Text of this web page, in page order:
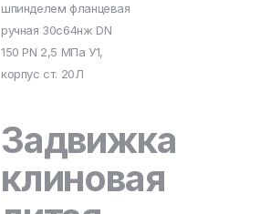
шпинделем фланцевая
ручная 30с64нж DN
150 PN 2,5 МПа У1,
корпус ст. 20Л
Задвижка
клиновая